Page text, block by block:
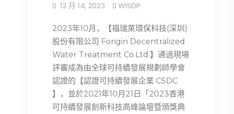
12 月 14, 2023 WISDP
2023年10月，【福瑞萊環保科技(深圳)
股份有限公司 Forigin Decentralized
Water Treatment Co.Ltd.】通過現場
評審成為由全球可持續發展規劃師學會
認證的【認證可持續發展企業 CSDC
】，並於2021年10月21日「2023香港
可持續發展創新科技高峰論壇暨頒獎典